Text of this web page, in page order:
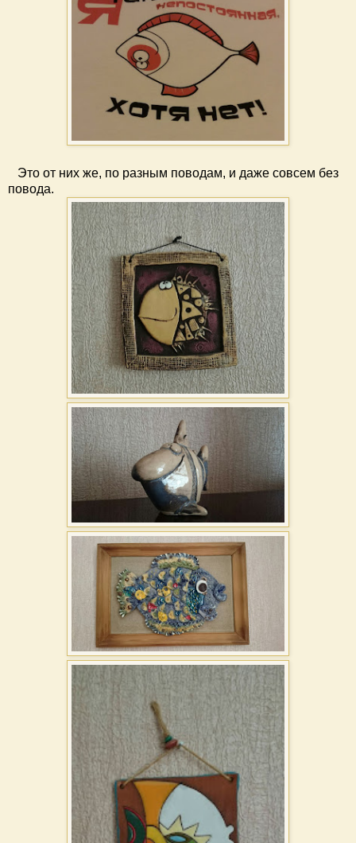
Это от них же, по разным поводам, и даже совсем без
повода.